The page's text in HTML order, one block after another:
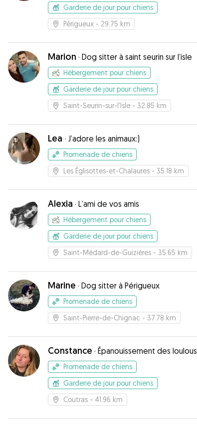
Garderie de jour pour chiens
Périgueux - 29.75 km
Marion · Dog sitter à saint seurin sur l’isle
Hébergement pour chiens
Garderie de jour pour chiens
Saint-Seurin-sur-l'Isle - 32.85 km
Lea · J’adore les animaux:)
Promenade de chiens
Les Églisottes-et-Chalaures - 35.18 km
Alexia · L’ami de vos amis
Hébergement pour chiens
Garderie de jour pour chiens
Saint-Médard-de-Guizières - 35.65 km
Marine · Dog sitter à Périgueux
Promenade de chiens
Saint-Pierre-de-Chignac - 37.78 km
Constance · Épanouissement des loulous
Promenade de chiens
Garderie de jour pour chiens
Coutras - 41.96 km